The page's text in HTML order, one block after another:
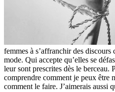
femmes à s’affranchir des
mode. Qui accepte qu’elles se
leur sont prescrites dès le berceau.
comprendre comment je peux être
comment le faire. J’aimerais aussi